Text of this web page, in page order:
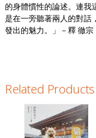
的身體慣性的論述。連我
是在一旁聽著兩人的對話
發出的魅力。」－釋 徹宗
Related Products
Pages